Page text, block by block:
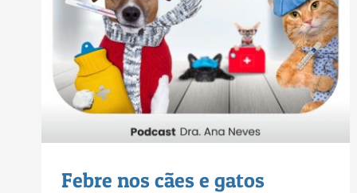
Febre nos cães e gatos